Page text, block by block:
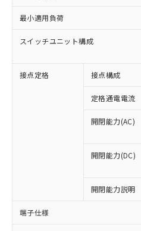
最小適用負荷
スイッチユニット構成
接点定格 接点構成
定格通電電流
開閉能力(AC)
開閉能力(DC)
開閉能力説明
端子仕様
ご利用条件
以下の条件をお読みい
対応済み：EU
非含有に対応した製品
対応予定：EU RoHS
有に対応した製品に切
対応予定なし：EU
非含有に非対応の商品